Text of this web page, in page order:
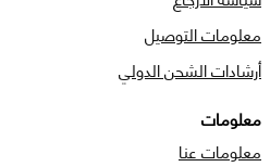
معلومات التوصيل
أرشادات الشحن الدولي
معلومات
معلومات عنا